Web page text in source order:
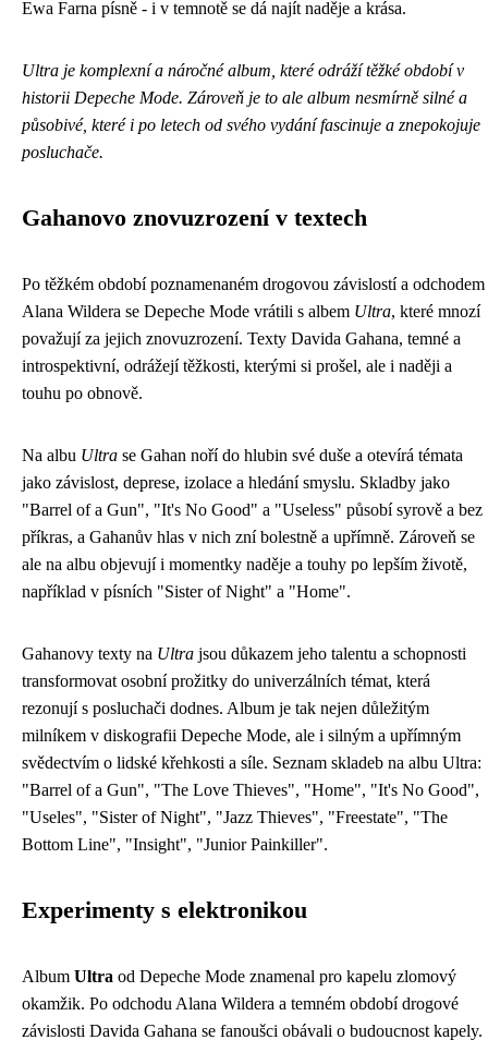
Ewa Farna písně - i v temnotě se dá najít naděje a krása.
Ultra je komplexní a náročné album, které odráží těžké období v
historii Depeche Mode. Zároveň je to ale album nesmírně silné a
působivé, které i po letech od svého vydání fascinuje a znepokojuje
posluchače.
Gahanovo znovuzrození v textech
Po těžkém období poznamenaném drogovou závislostí a odchodem
Alana Wildera se Depeche Mode vrátili s albem Ultra, které mnozí
považují za jejich znovuzrození. Texty Davida Gahana, temné a
introspektivní, odrážejí těžkosti, kterými si prošel, ale i naději a
touhu po obnově.
Na albu Ultra se Gahan noří do hlubin své duše a otevírá témata
jako závislost, deprese, izolace a hledání smyslu. Skladby jako
"Barrel of a Gun", "It's No Good" a "Useless" působí syrově a bez
příkras, a Gahanův hlas v nich zní bolestně a upřímně. Zároveň se
ale na albu objevují i ​​momentky naděje a touhy po lepším životě,
například v písních "Sister of Night" a "Home".
Gahanovy texty na Ultra jsou důkazem jeho talentu a schopnosti
transformovat osobní prožitky do univerzálních témat, která
rezonují s posluchači dodnes. Album je tak nejen důležitým
milníkem v diskografii Depeche Mode, ale i silným a upřímným
svědectvím o lidské křehkosti a síle. Seznam skladeb na albu Ultra:
"Barrel of a Gun", "The Love Thieves", "Home", "It's No Good",
"Useles", "Sister of Night", "Jazz Thieves", "Freestate", "The
Bottom Line", "Insight", "Junior Painkiller".
Experimenty s elektronikou
Album Ultra od Depeche Mode znamenal pro kapelu zlomový
okamžik. Po odchodu Alana Wildera a temném období drogové
závislosti Davida Gahana se fanoušci obávali o budoucnost kapely.